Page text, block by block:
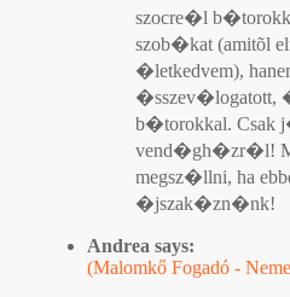
szocre�l
szob�kat (amitõl
�letkedvem),
�sszev�logatott,
b�torokkal. Csak
vend�gh�zr�l!
megsz�llni, ha
�jszak�zn�nk!
Andrea says:
(Malomkő Fogadó -